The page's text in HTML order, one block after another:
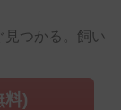
見つかる。飼い
料)